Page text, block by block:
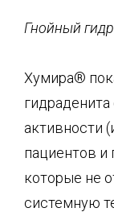
Гнойный
Хумира®
активности
пациентов и
которые не
системную